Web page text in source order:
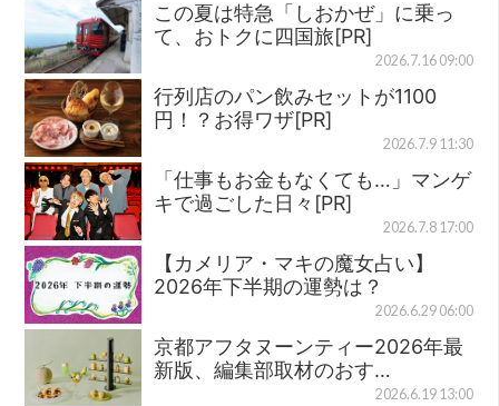
この夏は特急「しおかぜ」に乗っ
て、おトクに四国旅[PR]
2026.7.16 09:00
行列店のパン飲みセットが1100
円！？お得ワザ[PR]
2026.7.9 11:30
「仕事もお金もなくても…」マンゲ
キで過ごした日々[PR]
2026.7.8 17:00
【カメリア・マキの魔女占い】
2026年下半期の運勢は？
2026.6.29 06:00
京都アフタヌーンティー2026年最
新版、編集部取材のおす…
2026.6.19 13:00